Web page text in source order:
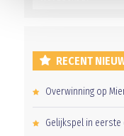
RECENT
Overwinning op
Gelijkspel in